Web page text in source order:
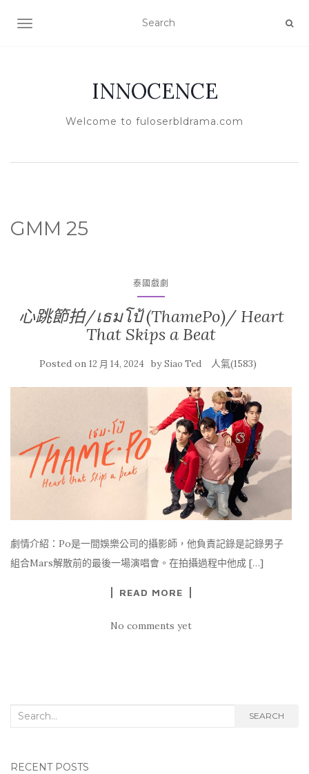
TOGGLE NAVIGATION
INNOCENCE
Welcome to fuloserbldrama.com
GMM 25
泰國戲劇
心跳節拍/เธมโป้ (ThamePo)/ Heart
That Skips a Beat
Posted on 12 月 14, 2024 bySiao Ted 人氣(1583)
劇情介紹：Po是一間娛樂公司的攝影師，他負責記錄是記錄男子
組合Mars解散前的最後一場演唱會。在拍攝過程中他成 […]
READ MORE
No comments yet
Search for: SEARCH
RECENT POSTS